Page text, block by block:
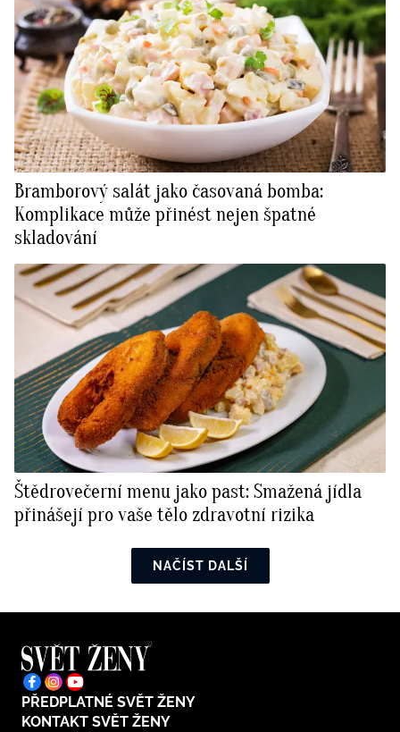
Bramborový salát jako časovaná bomba:
Komplikace může přinést nejen špatné
skladování
Štědrovečerní menu jako past: Smažená jídla
přinášejí pro vaše tělo zdravotní rizika
NAČÍST DALŠÍ
PŘEDPLATNÉ SVĚT ŽENY
KONTAKT SVĚT ŽENY